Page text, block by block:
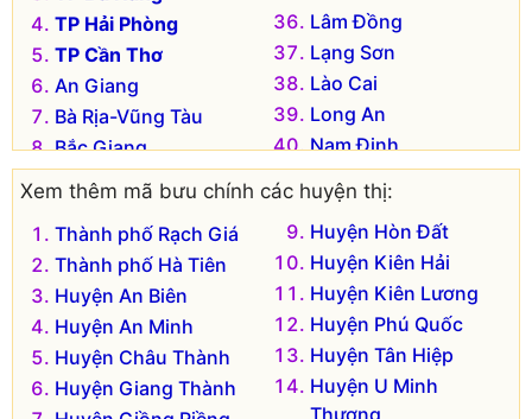
TP Hải Phòng
TP Cần Thơ
An Giang
Bà Rịa-Vũng Tàu
Bắc Giang
Bắc Kạn
Bắc Ninh
Bến Tre
Bình Định
Bình Dương
Bình Phước
Bình Thuận
Lâm Đồng
Lạng Sơn
Lào Cai
Long An
Nam Định
Nghệ An
Ninh Bình
Ninh Thuận
Phú Thọ
Phú Yên
Quảng Bình
Quảng Nam
Quảng Ngãi
Xem thêm mã bưu chính các huyện thị:
Thành phố Rạch Giá
Thành phố Hà Tiên
Huyện An Biên
Huyện An Minh
Huyện Châu Thành
Huyện Giang Thành
Huyện Hòn Đất
Huyện Kiên Hải
Huyện Kiên Lương
Huyện Phú Quốc
Huyện Tân Hiệp
Huyện U Minh
Thượng